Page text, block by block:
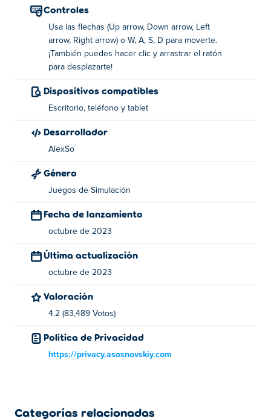
visita. ¿Puedes convertir el desierto en un pueblo en
¿Cómo jugar Village Craft?
Movimiento: ¡Use las teclas de flecha, WASD o
haga clic y arrastre con el mouse para moverse!
¿Quién creó Village Craft?
Village Craft es creado por AlexSo. Este es su primer
juego en Poki!
¿Cómo puedo jugar gratis a Village Craft?
¿Puedo jugar Village Craft en dispositivos
Village Craft se puede jugar en su computadora y
Controles
Usa las flechas (Up arrow, Down arrow, Left
arrow, Right arrow) o W, A, S, D para moverte.
¡También puedes hacer clic y arrastrar el ratón
para desplazarte!
Dispositivos compatibles
Escritorio, teléfono y tablet
Desarrollador
AlexSo
Género
Juegos de Simulación
Fecha de lanzamiento
octubre de 2023
Última actualización
octubre de 2023
Valoración
4.2 (83,489 Votos)
Política de Privacidad
https://privacy.asosnovskiy.com
Categorías relacionadas